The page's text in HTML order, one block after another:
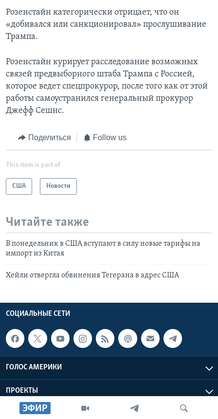
ЭФИР
Розенстайн категорически отрицает, что он
«добивался или санкционировал» прослушивание
Трампа.
Розенстайн курирует расследование возможных
связей предвыборного штаба Трампа с Россией,
которое ведет спецпрокурор, после того как от этой
работы самоустранился генеральный прокурор
Джефф Сешнс.
Поделиться Follow us
This item is part of
США Новости
Читайте также
В понедельник в США вступают в силу новые тарифы на
импорт из Китая
Хейли отвергла обвинения Тегерана в адрес США
СОЦИАЛЬНЫЕ СЕТИ
ГОЛОС АМЕРИКИ
ПРОЕКТЫ